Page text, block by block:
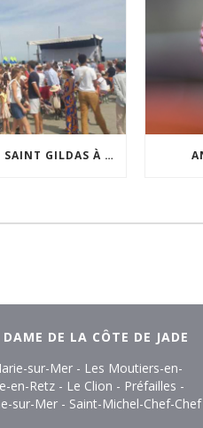
MESSE À LA POINTE SAINT GILDAS À L’OCCASION DE LA FÊTE DE LA MER
DE LA CÔTE DE JADE
sur-Mer - Les Moutiers-en-
en-Retz - Le Clion - Préfailles -
sur-Mer - Saint-Michel-Chef-Chef